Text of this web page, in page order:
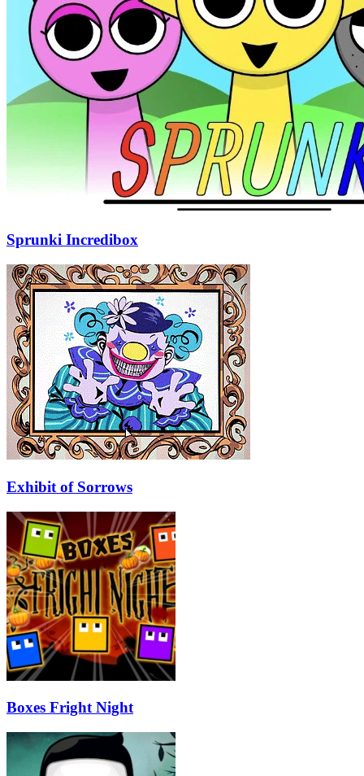
Sprunki Incredibox
Exhibit of Sorrows
Boxes Fright Night